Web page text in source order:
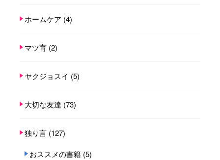
ホームケア (4)
マツ育 (2)
ヤクジョスイ (5)
大切な友達 (73)
独り言 (127)
おススメの書籍 (5)